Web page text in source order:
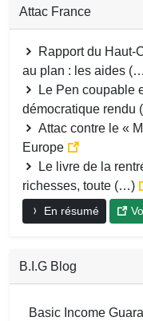
Attac France
Rapport du Haut-
au plan : les aides
Le Pen coupable
démocratique rendu
Attac contre le «
Europe
Le livre de la
richesses, toute (…)
En résumé
B.I.G Blog
Basic Income